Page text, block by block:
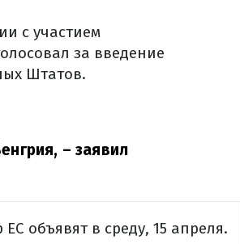
с участием
за введение
Штатов.
– заявил
объявят в среду, 15 апреля.